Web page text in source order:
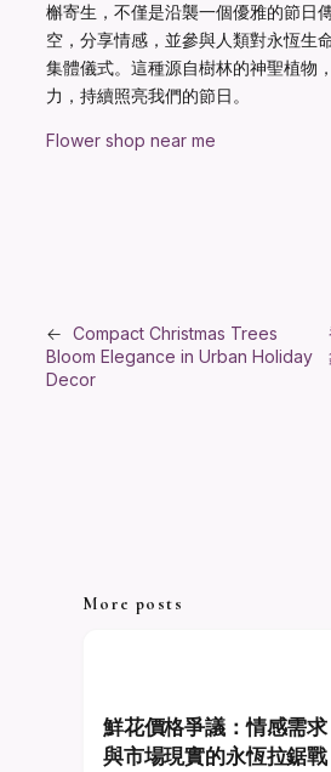
槲寄生，不僅是沿襲一個優雅的節日
空，分享情感，並參與人類對永恆生
集體儀式。這種源自樹林的神聖植物
力，持續照亮我們的節日。
Flower shop near me
← Compact Christmas Trees
Bloom Elegance in Urban Holiday
Decor
More posts
鮮花價格爭議：情感需求
與市場現實的永恆拉鋸戰